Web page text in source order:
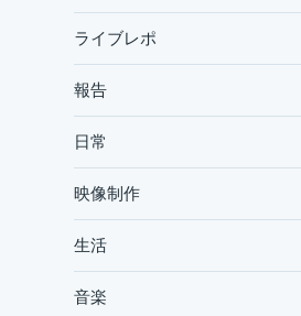
ライブレポ
報告
日常
映像制作
生活
音楽